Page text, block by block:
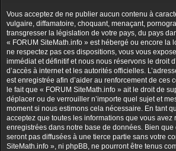
Vous acceptez de ne publier aucun contenu à
vulgaire, diffamatoire, choquant, menaçant,
transgresser la législation de votre pays, du pays
« FORUM SiteMath.info » est hébergé ou encore la
ne respectez pas ces dispositions, vous vous
immédiat et définitif et nous nous réservons le droit
d’accès à internet et les autorités officielles.
est enregistrée afin d’aider au renforcement de ces
le fait que « FORUM SiteMath.info » ait le droit de
déplacer ou de verrouiller n’importe quel sujet et
moment si nous estimons cela nécessaire. En tant
acceptez que toutes les informations que vous avez
enregistrées dans notre base de données. Bien que
seront pas diffusées à une tierce partie sans votre
SiteMath.info », ni phpBB, ne pourront être tenus